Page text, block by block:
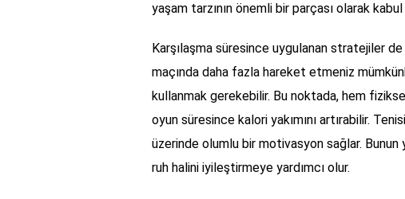
yaşam tarzının önemli bir parçası olarak kabul
Karşılaşma süresince uygulanan stratejiler
maçında daha fazla hareket etmeniz
kullanmak gerekebilir. Bu noktada, hem
oyun süresince kalori yakımını artırabilir.
üzerinde olumlu bir motivasyon sağlar.
ruh halini iyileştirmeye yardımcı olur.